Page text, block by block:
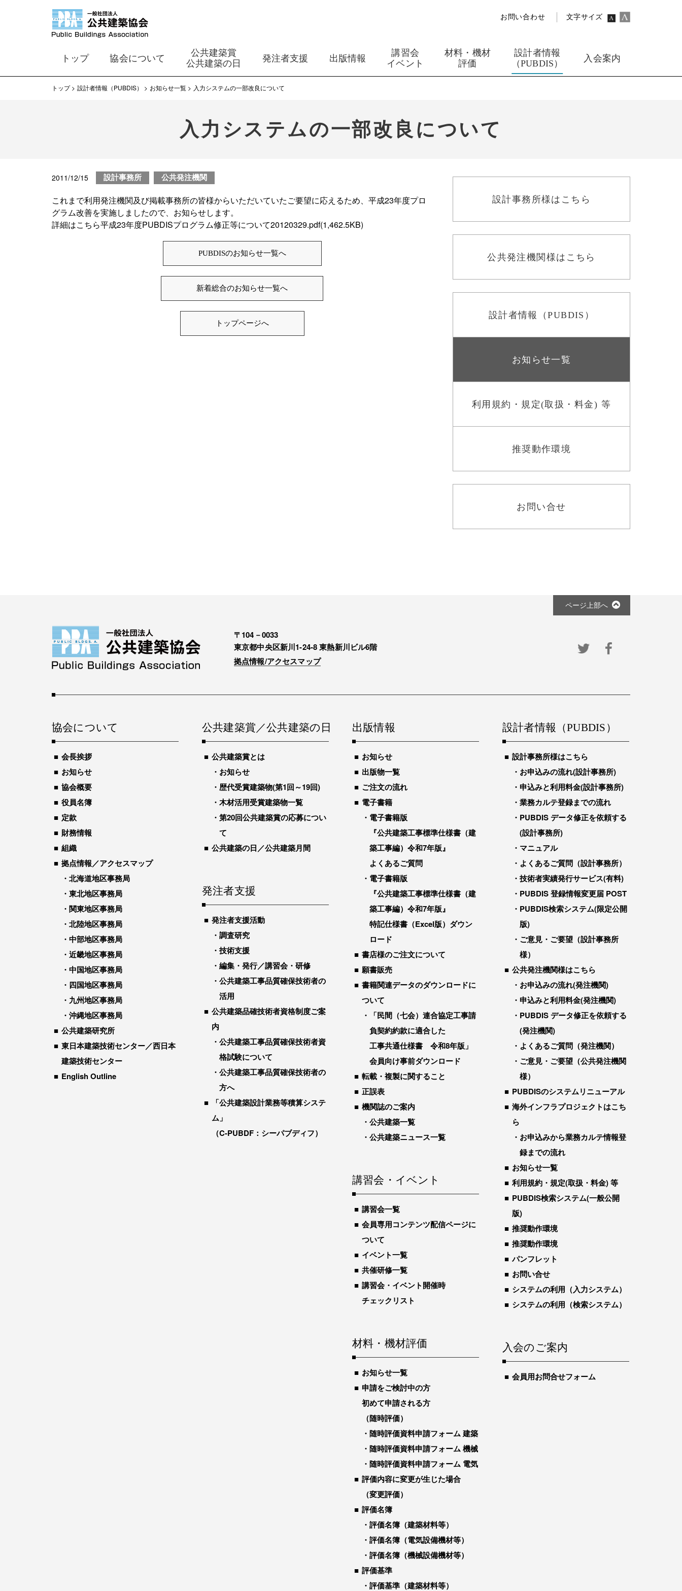
お問い合わせ 文字サイズ
トップ 協会について
公共建築賞
公共建築の日
発注者支援 出版情報
講習会
イベント
材料・機材
評価
設計者情報
（PUBDIS）
入会案内
トップ 設計者情報（PUBDIS） お知らせ一覧 入力システムの一部改良について
入力システムの一部改良について
2011/12/15 設計事務所 公共発注機関
これまで利用発注機関及び掲載事務所の皆様からいただいていたご要望に応えるため、平成23年度プロ
グラム改善を実施しましたので、お知らせします。
詳細はこちら平成23年度PUBDISプログラム修正等について20120329.pdf(1,462.5KB)
PUBDISのお知らせ一覧へ
新着総合のお知らせ一覧へ
トップページへ
設計事務所様はこちら
公共発注機関様はこちら
設計者情報（PUBDIS）
お知らせ一覧
利用規約・規定(取扱・料金) 等
推奨動作環境
お問い合せ
ページ上部へ
〒104－0033
東京都中央区新川1-24-8 東熱新川ビル6階
拠点情報/アクセスマップ
協会について
会長挨拶
お知らせ
協会概要
役員名簿
定款
財務情報
組織
拠点情報／アクセスマップ
北海道地区事務局
東北地区事務局
関東地区事務局
北陸地区事務局
中部地区事務局
近畿地区事務局
中国地区事務局
四国地区事務局
九州地区事務局
沖縄地区事務局
公共建築研究所
東日本建築技術センター／西日本
建築技術センター
English Outline
公共建築賞／公共建築の日
公共建築賞とは
お知らせ
歴代受賞建築物(第1回～19回)
木材活用受賞建築物一覧
第20回公共建築賞の応募につい
て
公共建築の日／公共建築月間
発注者支援
発注者支援活動
調査研究
技術支援
編集・発行／講習会・研修
公共建築工事品質確保技術者の
活用
公共建築品確技術者資格制度ご案
内
公共建築工事品質確保技術者資
格試験について
公共建築工事品質確保技術者の
方へ
「公共建築設計業務等積算システ
ム」
（C-PUBDF：シーパブディフ）
出版情報
お知らせ
出版物一覧
ご注文の流れ
電子書籍
電子書籍版
『公共建築工事標準仕様書（建
築工事編）令和7年版』
よくあるご質問
電子書籍版
『公共建築工事標準仕様書（建
築工事編）令和7年版』
特記仕様書（Excel版）ダウン
ロード
書店様のご注文について
願書販売
書籍関連データのダウンロードに
ついて
「民間（七会）連合協定工事請
負契約約款に適合した
工事共通仕様書 令和8年版」
会員向け事前ダウンロード
転載・複製に関すること
正誤表
機関誌のご案内
公共建築一覧
公共建築ニュース一覧
講習会・イベント
講習会一覧
会員専用コンテンツ配信ページに
ついて
イベント一覧
共催研修一覧
講習会・イベント開催時
チェックリスト
材料・機材評価
お知らせ一覧
申請をご検討中の方
初めて申請される方
（随時評価）
随時評価資料申請フォーム 建築
随時評価資料申請フォーム 機械
随時評価資料申請フォーム 電気
評価内容に変更が生じた場合
（変更評価）
評価名簿
評価名簿（建築材料等）
評価名簿（電気設備機材等）
評価名簿（機械設備機材等）
評価基準
評価基準（建築材料等）
設計者情報（PUBDIS）
設計事務所様はこちら
お申込みの流れ(設計事務所)
申込みと利用料金(設計事務所)
業務カルテ登録までの流れ
PUBDIS データ修正を依頼する
(設計事務所)
マニュアル
よくあるご質問（設計事務所）
技術者実績発行サービス(有料)
PUBDIS 登録情報変更届 POST
PUBDIS検索システム(限定公開
版)
ご意見・ご要望（設計事務所
様）
公共発注機関様はこちら
お申込みの流れ(発注機関)
申込みと利用料金(発注機関)
PUBDIS データ修正を依頼する
(発注機関)
よくあるご質問（発注機関）
ご意見・ご要望（公共発注機関
様）
PUBDISのシステムリニューアル
海外インフラプロジェクトはこち
ら
お申込みから業務カルテ情報登
録までの流れ
お知らせ一覧
利用規約・規定(取扱・料金) 等
PUBDIS検索システム(一般公開
版)
推奨動作環境
推奨動作環境
パンフレット
お問い合せ
システムの利用（入力システム）
システムの利用（検索システム）
入会のご案内
会員用お問合せフォーム